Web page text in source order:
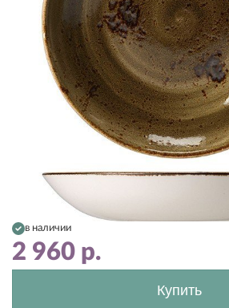
в наличии
2 960 р.
Купить